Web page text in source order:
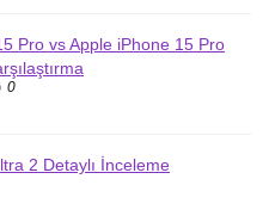
Pro vs Apple iPhone 15 Pro
0
2 Detaylı İnceleme